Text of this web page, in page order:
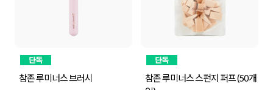
참존 루미너스 브러시
참존 루미너스 스펀지 퍼프 (50개